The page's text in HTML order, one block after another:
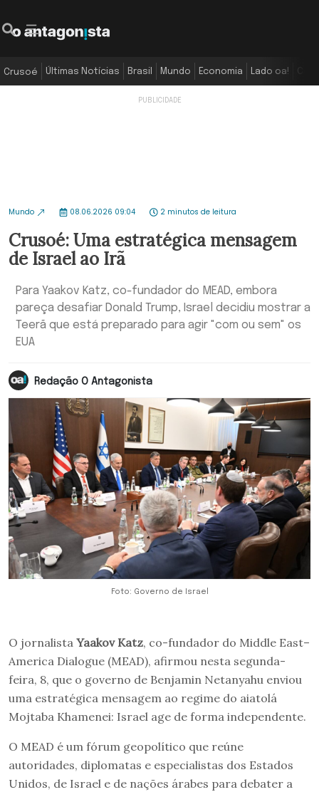
Crusoé Últimas Notícias Brasil Mundo Economia Lado oa!
Mundo 08.06.2026 09:04 2 minutos de leitura
Crusoé: Uma estratégica mensagem
de Israel ao Irã
Para Yaakov Katz, co-fundador do MEAD, embora
pareça desafiar Donald Trump, Israel decidiu mostrar a
Teerã que está preparado para agir "com ou sem" os
EUA
Redação O Antagonista
Foto: Governo de Israel
O jornalista Yaakov Katz, co-fundador do Middle East–
America Dialogue (MEAD), afirmou nesta segunda-
feira, 8, que o governo de Benjamin Netanyahu enviou
uma estratégica mensagem ao regime do aiatolá
Mojtaba Khamenei: Israel age de forma independente.
O MEAD é um fórum geopolítico que reúne
autoridades, diplomatas e especialistas dos Estados
Unidos, de Israel e de nações árabes para debater a